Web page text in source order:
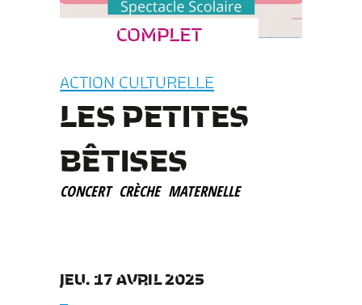
ACTION CULTURELLE
LES PETITES
BÊTISES
CONCERT CRÈCHE MATERNELLE
JEU. 17 AVRIL 2025